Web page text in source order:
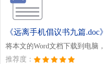
《远离手机倡议书九篇.doc》
将本文的Word文档下载到电脑
推荐度：